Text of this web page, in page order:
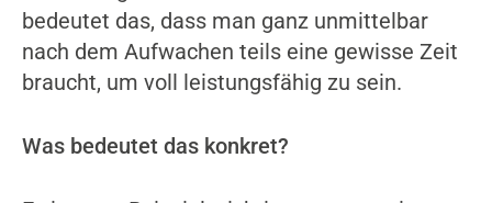
bedeutet das, dass man ganz unmittelbar
nach dem Aufwachen teils eine gewisse Zeit
braucht, um voll leistungsfähig zu sein.
Was bedeutet das konkret?